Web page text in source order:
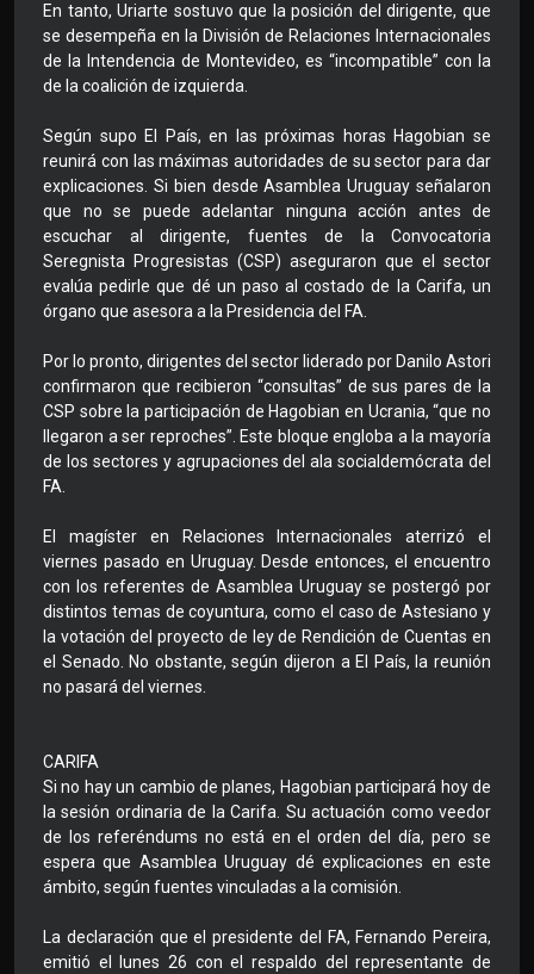
En tanto, Uriarte sostuvo que la posición del dirigente, que
se desempeña en la División de Relaciones Internacionales
de la Intendencia de Montevideo, es “incompatible” con la
de la coalición de izquierda.
Según supo El País, en las próximas horas Hagobian se
reunirá con las máximas autoridades de su sector para dar
explicaciones. Si bien desde Asamblea Uruguay señalaron
que no se puede adelantar ninguna acción antes de
escuchar al dirigente, fuentes de la Convocatoria
Seregnista Progresistas (CSP) aseguraron que el sector
evalúa pedirle que dé un paso al costado de la Carifa, un
órgano que asesora a la Presidencia del FA.
Por lo pronto, dirigentes del sector liderado por Danilo Astori
confirmaron que recibieron “consultas” de sus pares de la
CSP sobre la participación de Hagobian en Ucrania, “que no
llegaron a ser reproches”. Este bloque engloba a la mayoría
de los sectores y agrupaciones del ala socialdemócrata del
FA.
El magíster en Relaciones Internacionales aterrizó el
viernes pasado en Uruguay. Desde entonces, el encuentro
con los referentes de Asamblea Uruguay se postergó por
distintos temas de coyuntura, como el caso de Astesiano y
la votación del proyecto de ley de Rendición de Cuentas en
el Senado. No obstante, según dijeron a El País, la reunión
no pasará del viernes.
CARIFA
Si no hay un cambio de planes, Hagobian participará hoy de
la sesión ordinaria de la Carifa. Su actuación como veedor
de los referéndums no está en el orden del día, pero se
espera que Asamblea Uruguay dé explicaciones en este
ámbito, según fuentes vinculadas a la comisión.
La declaración que el presidente del FA, Fernando Pereira,
emitió el lunes 26 con el respaldo del representante de